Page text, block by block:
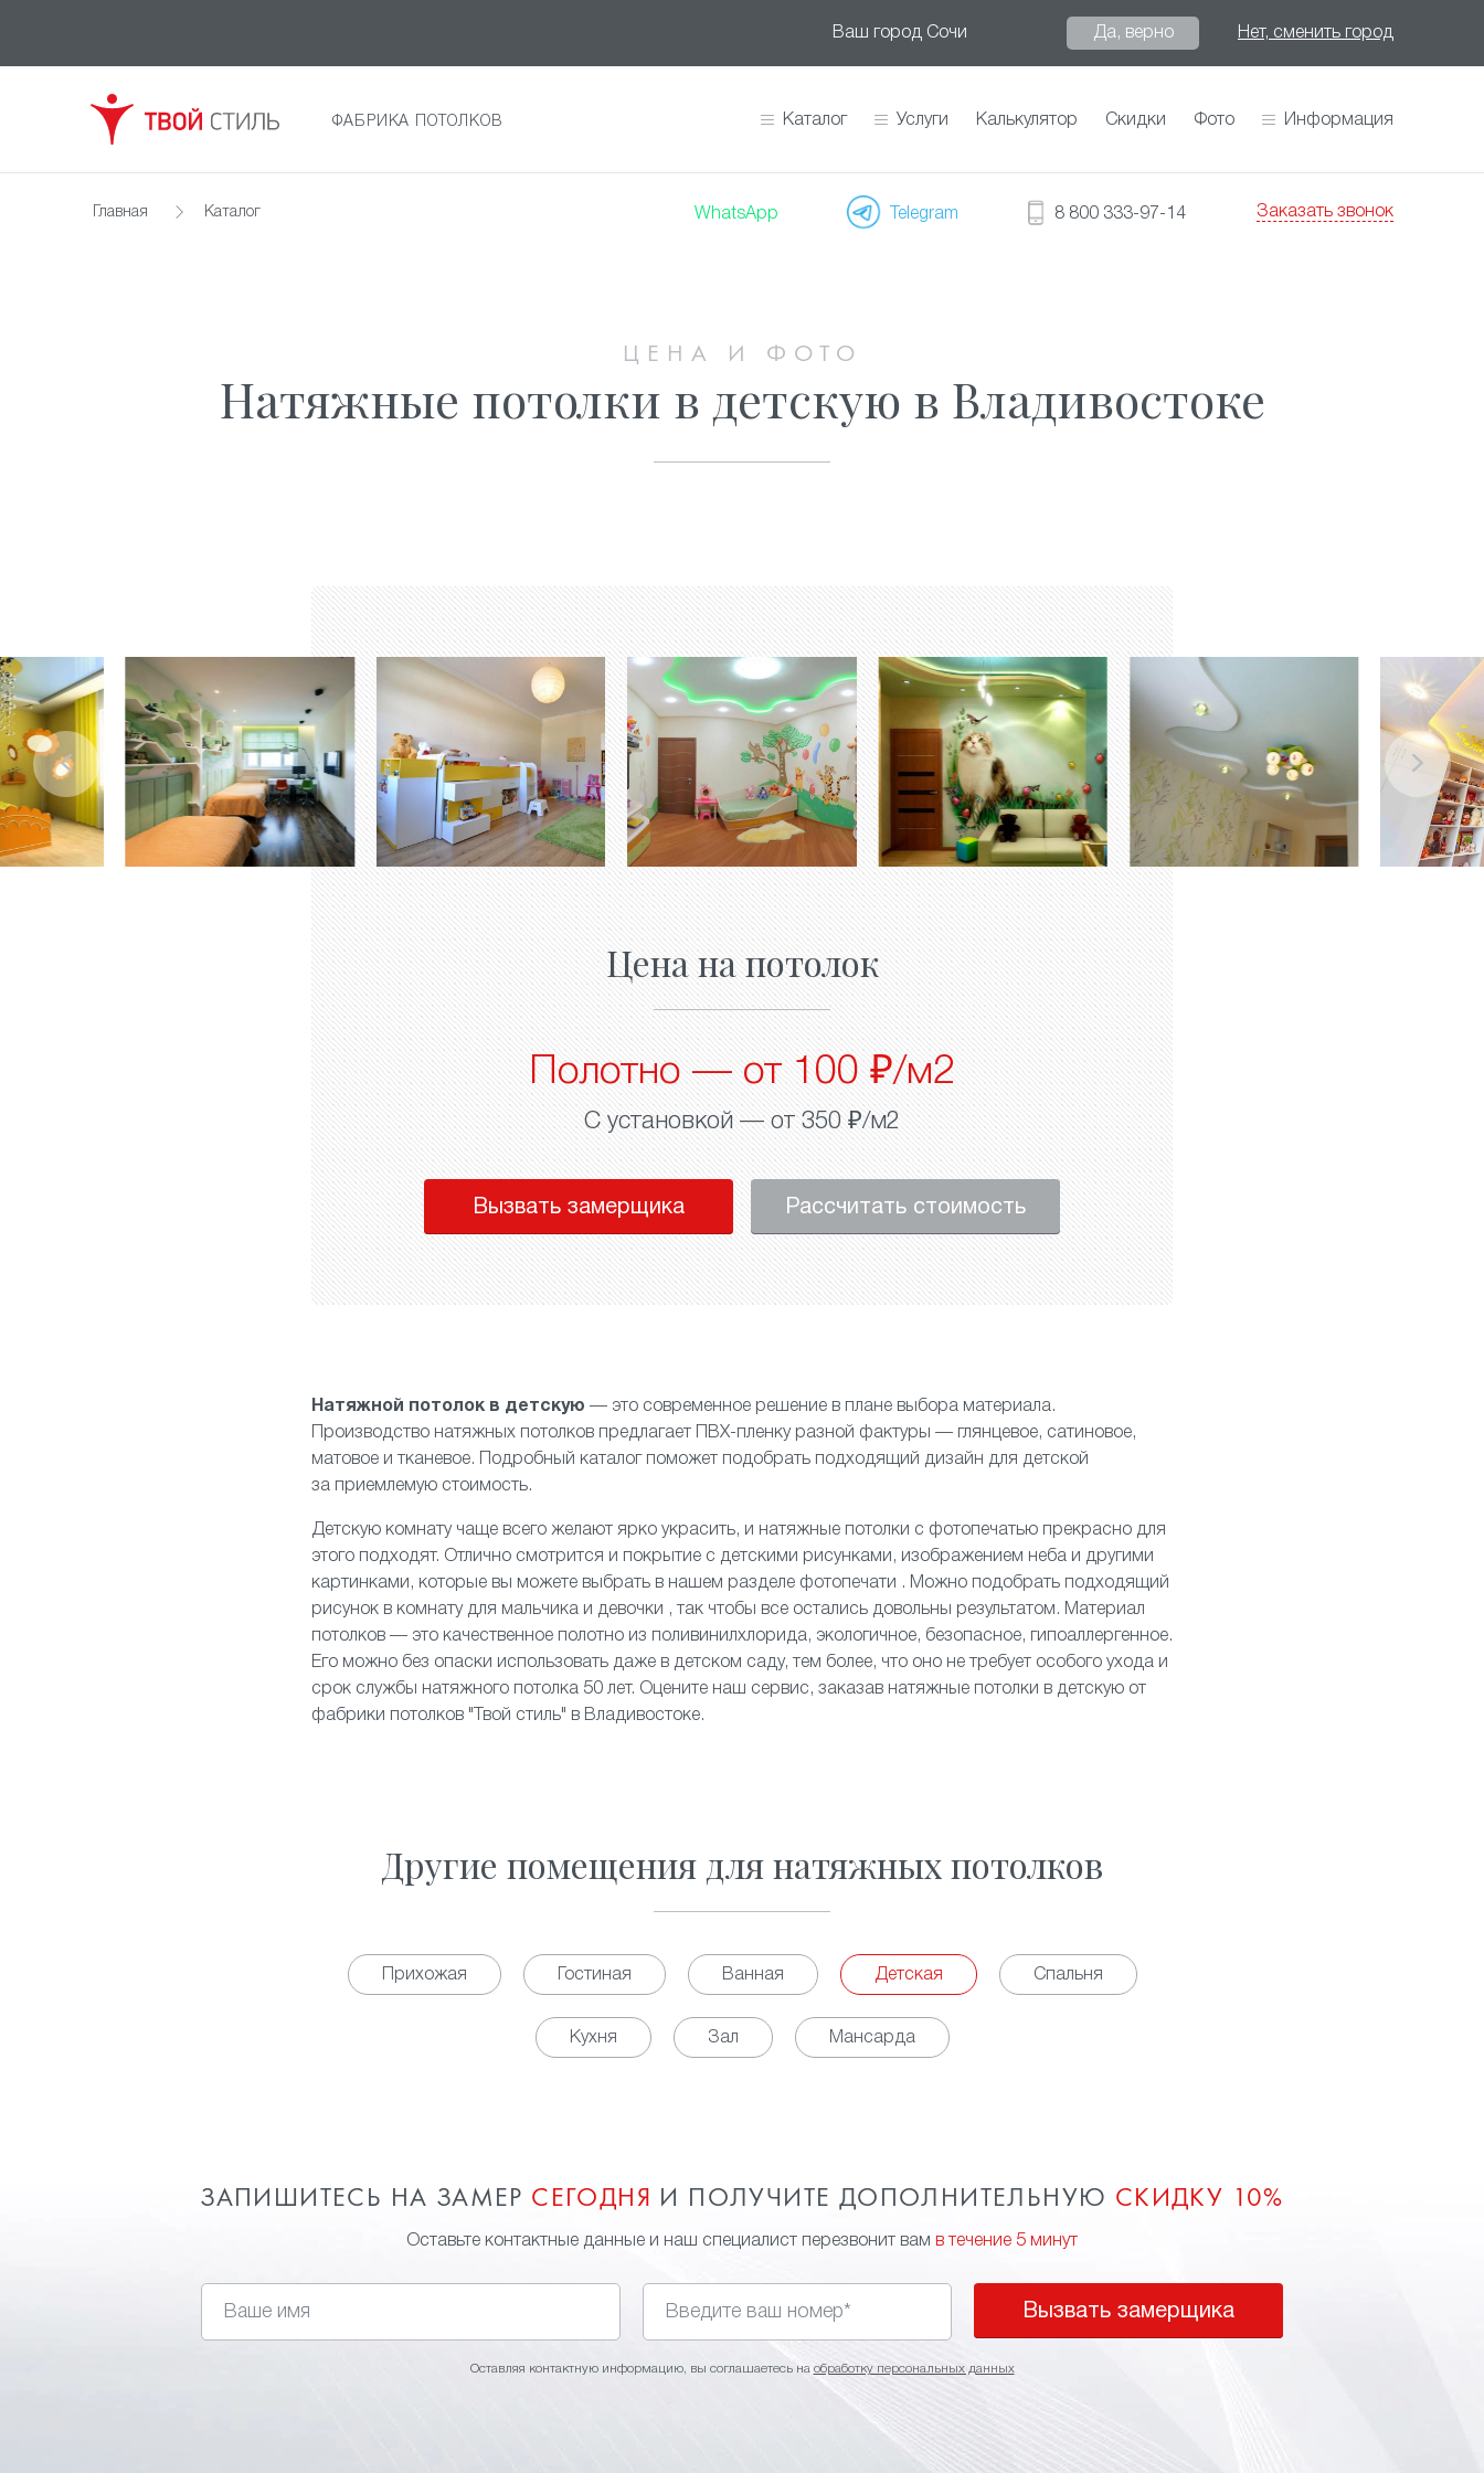
Ваш город Сочи Да, верно Нет, сменить город
ФАБРИКА ПОТОЛКОВ Каталог Услуги Калькулятор Скидки Фото Информация
Главная Каталог WhatsApp Telegram 8 800 333-97-14 Заказать звонок
ЦЕНА И ФОТО
Натяжные потолки в детскую в Владивостоке
Цена на потолок
Полотно — от 100 ₽/м2
С установкой — от 350 ₽/м2
Вызвать замерщика Рассчитать стоимость
Натяжной потолок в детскую — это современное решение в плане выбора материала.
Производство натяжных потолков предлагает ПВХ-пленку разной фактуры — глянцевое, сатиновое,
матовое итканевое. Подробный каталог поможет подобрать подходящий дизайн для детской
за приемлемую стоимость.
Детскую комнату чаще всего желают ярко украсить, и натяжные потолки с фотопечатью прекрасно для
этого подходят. Отлично смотрится и покрытие с детскими рисунками, изображением неба и другими
картинками, которые вы можете выбрать в нашем разделе фотопечати . Можно подобрать подходящий
рисунок в комнату для мальчика и девочки , так чтобы все остались довольны результатом. Материал
потолков — это качественное полотно из поливинилхлорида, экологичное, безопасное, гипоаллергенное.
Его можно без опаски использовать даже в детском саду, тем более, что оно не требует особого ухода и
срок службы натяжного потолка 50 лет. Оцените наш сервис, заказав натяжные потолки в детскую от
фабрики потолков "Твой стиль" в Владивостоке.
Другие помещения для натяжных потолков
Прихожая Гостиная Ванная Детская Спальня
Кухня Зал Мансарда
ЗАПИШИТЕСЬ НА ЗАМЕР СЕГОДНЯ И ПОЛУЧИТЕ ДОПОЛНИТЕЛЬНУЮ СКИДКУ 10%
Оставьте контактные данные и наш специалист перезвонит вам в течение 5 минут
Вызвать замерщика
Оставляя контактную информацию, вы соглашаетесь на обработку персональных данных